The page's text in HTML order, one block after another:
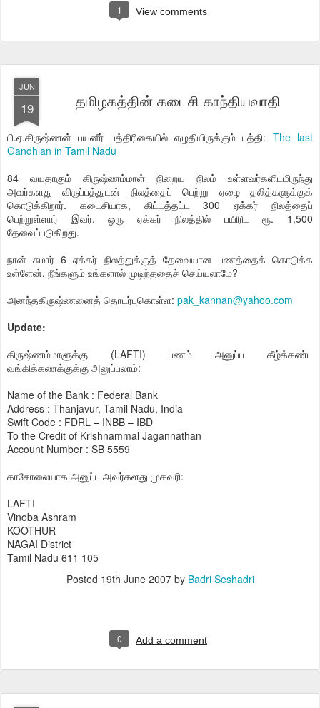
1 View comments
JUN
19 தமிழகத்தின் கடைசி காந்தியவாதி
பி.ஏ.கிருஷ்ணன் பயனீர் பத்திரிகையில் எழுதியிருக்கும் பத்தி: The last
Gandhian in Tamil Nadu
84 வயதாகும் கிருஷ்ணம்மாள் நிறைய நிலம் உள்ளவர்களிடமிருந்து
அவர்களது விருப்பத்துடன் நிலத்தைப் பெற்று ஏழை தலித்களுக்குக்
கொடுக்கிறார். கடைசியாக, கிட்டத்தட்ட 300 ஏக்கர் நிலத்தைப்
பெற்றுள்ளார் இவர். ஒரு ஏக்கர் நிலத்தில் பயிரிட ரூ. 1,500
தேவைப்படுகிறது.
நான் சுமார் 6 ஏக்கர் நிலத்துக்குத் தேவையான பணத்தைக் கொடுக்க
உள்ளேன். நீங்களும் உங்களால் முடிந்ததைச் செய்யலாமே?
அனந்தகிருஷ்ணனைத் தொடர்புகொள்ள: pak_kannan@yahoo.com
Update:
கிருஷ்ணம்மாளுக்கு (LAFTI) பணம் அனுப்ப கீழ்க்கண்ட
வங்கிக்கணக்குக்கு அனுப்பலாம்:
Name of the Bank : Federal Bank
Address : Thanjavur, Tamil Nadu, India
Swift Code : FDRL – INBB – IBD
To the Credit of Krishnammal Jagannathan
Account Number : SB 5559
காசோலையாக அனுப்ப அவர்களது முகவரி:
LAFTI
Vinoba Ashram
KOOTHUR
NAGAI District
Tamil Nadu 611 105
Posted 19th June 2007by Badri Seshadri
0 Add a comment